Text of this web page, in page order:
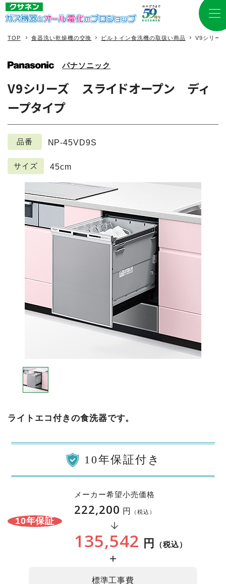
TOP 食器洗い乾燥機の交換 ビルトイン食洗機の取扱い商品 V9シリー
パナソニック
V9シリーズ スライドオープン ディ
ープタイプ
品番 NP-45VD9S
サイズ 45cm
ライトエコ付きの食洗器です。
10年保証付き
10年保証
メーカー希望小売価格
222,200 円 （税込）
135,542 円 （税込）
+
標準工事費